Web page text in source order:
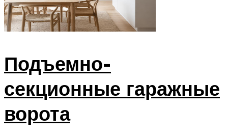
Подъемно-
секционные гаражные
ворота